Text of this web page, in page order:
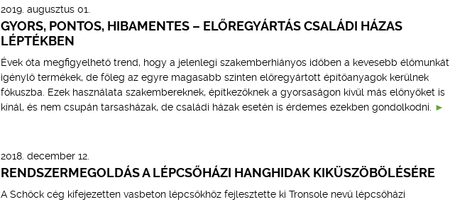
2019. augusztus 01.
GYORS, PONTOS, HIBAMENTES – ELŐREGYÁRTÁS CSALÁDI HÁZAS
LÉPTÉKBEN
Évek óta megfigyelhető trend, hogy a jelenlegi szakemberhiányos időben a kevesebb élőmunkát
igénylő termékek, de főleg az egyre magasabb szinten előregyártott építőanyagok kerülnek
fókuszba. Ezek használata szakembereknek, építkezőknek a gyorsaságon kívül más előnyöket is
kínál, és nem csupán tarsasházak, de családi házak esetén is érdemes ezekben gondolkodni.
2018. december 12.
RENDSZERMEGOLDÁS A LÉPCSŐHÁZI HANGHIDAK KIKÜSZÖBÖLÉSÉRE
A Schöck cég kifejezetten vasbeton lépcsőkhöz fejlesztette ki Tronsole nevű lépcsőházi